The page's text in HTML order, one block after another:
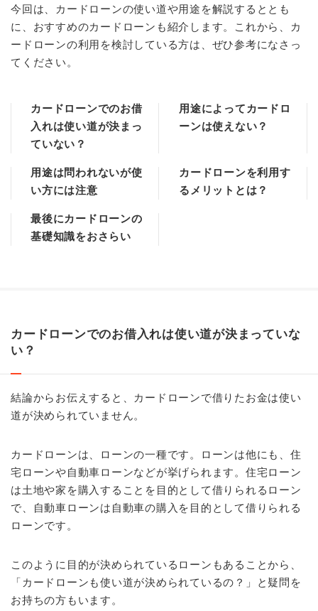
今回は、カードローンの使い道や用途を解説するととも
に、おすすめのカードローンも紹介します。これから、カ
ードローンの利用を検討している方は、ぜひ参考になさっ
てください。
カードローンでのお借
入れは使い道が決まっ
ていない？
用途によってカードロ
ーンは使えない？
用途は問われないが使
い方には注意
カードローンを利用す
るメリットとは？
最後にカードローンの
基礎知識をおさらい
カードローンでのお借入れは使い道が決まっていな
い？
結論からお伝えすると、カードローンで借りたお金は使い
道が決められていません。
カードローンは、ローンの一種です。ローンは他にも、住
宅ローンや自動車ローンなどが挙げられます。住宅ローン
は土地や家を購入することを目的として借りられるローン
で、自動車ローンは自動車の購入を目的として借りられる
ローンです。
このように目的が決められているローンもあることから、
「カードローンも使い道が決められているの？」と疑問を
お持ちの方もいます。